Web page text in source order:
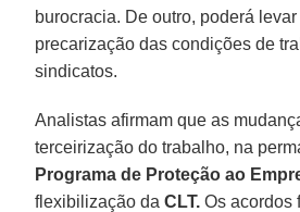
burocracia. De outro, poderá levar
precarização das condições de
sindicatos.
Analistas afirmam que as
terceirização do trabalho, na
Programa de Proteção ao
flexibilização daCLT. Os acordos